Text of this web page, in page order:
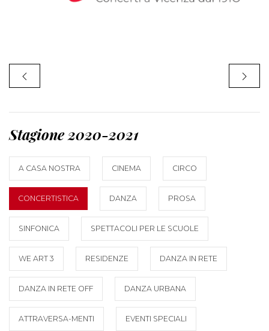
Stagione 2020-2021
A CASA NOSTRA CINEMA CIRCO
CONCERTISTICA DANZA PROSA
SINFONICA SPETTACOLI PER LE SCUOLE
WE ART 3 RESIDENZE DANZA IN RETE
DANZA IN RETE OFF DANZA URBANA
ATTRAVERSA-MENTI EVENTI SPECIALI